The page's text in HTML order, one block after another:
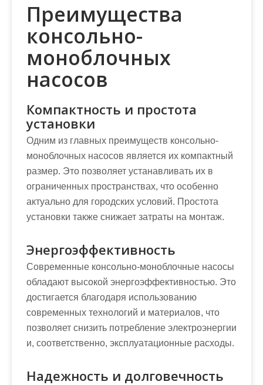
Преимущества
консольно-
моноблочных
насосов
Компактность и простота
установки
Одним из главных преимуществ консольно-
моноблочных насосов является их компактный
размер. Это позволяет устанавливать их в
ограниченных пространствах, что особенно
актуально для городских условий. Простота
установки также снижает затраты на монтаж.
Энергоэффективность
Современные консольно-моноблочные насосы
обладают высокой энергоэффективностью. Это
достигается благодаря использованию
современных технологий и материалов, что
позволяет снизить потребление электроэнергии
и, соответственно, эксплуатационные расходы.
Надежность и долговечность